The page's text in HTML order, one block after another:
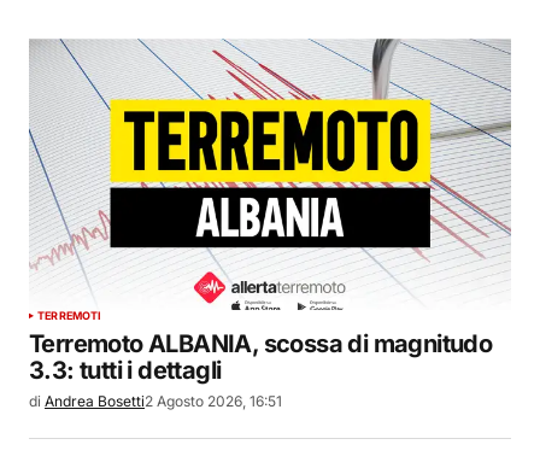
TERREMOTI
Terremoto ALBANIA, scossa di magnitudo
3.3: tutti i dettagli
di Andrea Bosetti2 Agosto 2026, 16:51